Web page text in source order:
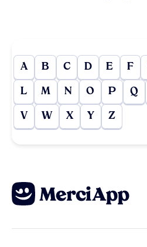
A B C D E F
L M N O P Q
V W X Y Z